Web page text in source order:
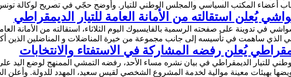
أعضاء المكتب السياسي والمجلس الوطني للتيار. وأوضح حجّي في تصريح لوكالة تونس
يُعلن استقالته من الأمانة العامة للتيار الديمقراطي
في تدوينة على صفحته الرسمية بالفايسبوك اليوم الثلاثاء، استقالته من الأمانة
الذي ساهمت في تأسيسه إلى جانب مجموعة من خيرة المناضلات و المناضلين
يُعلن رفضه المشاركة في الاستفتاء والانتخابات
للتيار الديمقراطي في بيان نشره مساء الأحد، رفضه التمشي الممنهج لوضع اليد على
بهيئات معينة موالية لخدمة المشروع الشخصي لقيس سعيد، المهدد للدولة.